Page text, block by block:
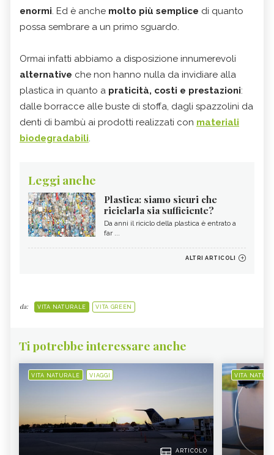
enormi. Ed è anche molto più semplice di quanto
possa sembrare a un primo sguardo.
Ormai infatti abbiamo a disposizione innumerevoli
alternative che non hanno nulla da invidiare alla
plastica in quanto a praticità, costi e prestazioni:
dalle borracce alle buste di stoffa, dagli spazzolini da
denti di bambù ai prodotti realizzati con materiali
biodegradabili.
Leggi anche
Plastica: siamo sicuri che
riciclarla sia sufficiente?
Da anni il riciclo della plastica è entrato a
far ...
ALTRI ARTICOLI
da: VITA NATURALE VITA GREEN
Ti potrebbe interessare anche
VITA NATURALE VIAGGI
ARTICOLO
VITA